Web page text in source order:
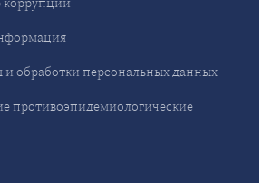
обработки персональных данных
противоэпидемиологические